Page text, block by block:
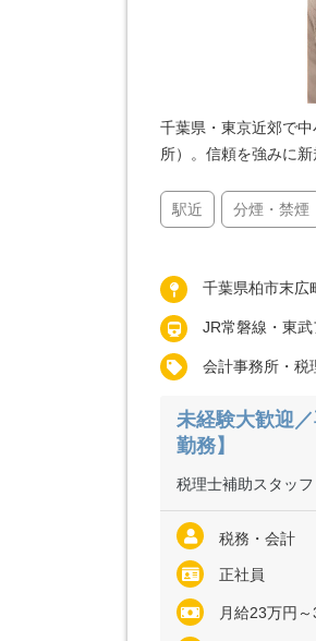
千葉県・東京近郊で
所）。信頼を強みに
駅近 分煙・禁煙
千葉県柏市末広
JR常磐線・東武
会計事務所・税
未経験大歓迎
勤務】
税理士補助スタッ
税務・会計
正社員
月給23万円